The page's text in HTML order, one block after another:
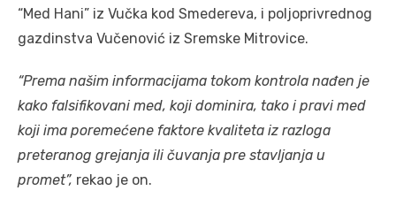
“Med Hani” iz Vučka kod Smedereva, i poljoprivrednog
gazdinstva Vučenović iz Sremske Mitrovice.
“Prema našim informacijama tokom kontrola nađen je
kako falsifikovani med, koji dominira, tako i pravi med
koji ima poremećene faktore kvaliteta iz razloga
preteranog grejanja ili čuvanja pre stavljanja u
promet”, rekao je on.